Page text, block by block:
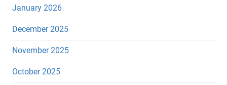
January 2026
December 2025
November 2025
October 2025